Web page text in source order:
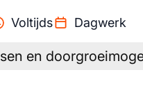
Voltijds Dagwerk
en